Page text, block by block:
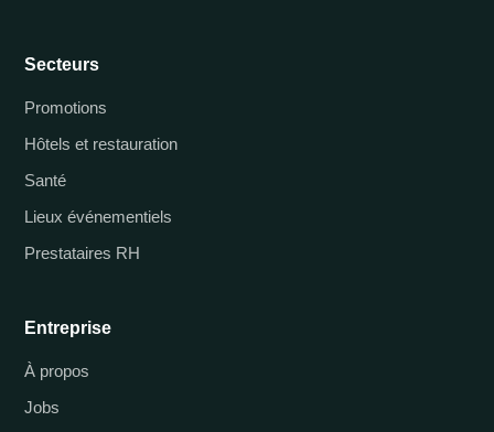
Secteurs
Promotions
Hôtels et restauration
Santé
Lieux événementiels
Prestataires RH
Entreprise
À propos
Jobs